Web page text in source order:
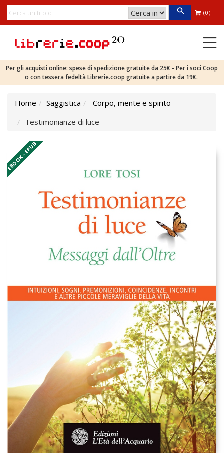
(0)
Per gli acquisti online: spese di spedizione gratuite da 25€ - Per i soci Coop
o con tessera fedeltà Librerie.coop gratuite a partire da 19€.
Home Saggistica
Corpo, mente e spirito
Testimonianze di luce
EBOOK - EPUB